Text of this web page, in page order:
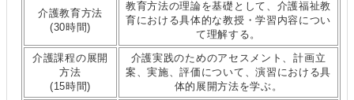
介護教育方法
(30時間)
教育方法の理論を基礎として、介護福祉教
育における具体的な教授・学習内容につい
て理解する。
介護課程の展開
方法
(15時間)
介護実践のためのアセスメント、計画立
案、実施、評価について、演習における具
体的展開方法を学ぶ。